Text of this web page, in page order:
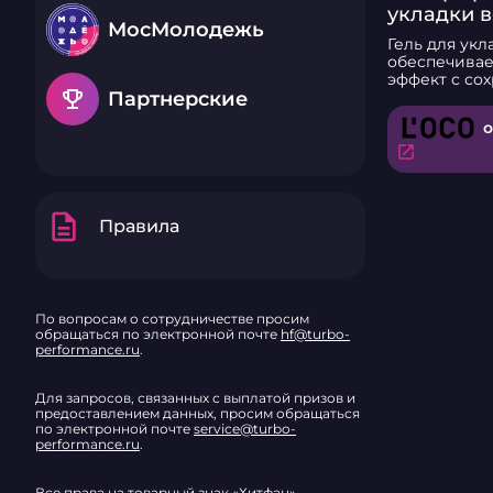
МосМолодежь
emoji_events Партнерские
description Правила
По вопросам о сотрудничестве просим
обращаться по электронной почте hf@turbo-
performance.ru.
Для запросов, связанных с выплатой призов и
предоставлением данных, просим обращаться
по электронной почте service@turbo-
performance.ru.
укладки
L’OCO
Гель для
эффект с
сухих,
вьющихся,
локонов.
open_in_new